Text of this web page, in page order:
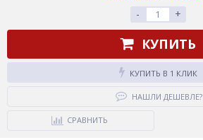
-
+
КУПИТЬ
КУПИТЬ В 1 КЛИК
НАШЛИ ДЕШЕВЛЕ?
СРАВНИТЬ